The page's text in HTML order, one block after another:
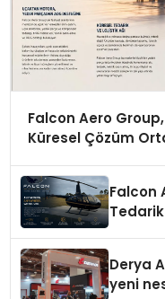
Falcon Aero
Küresel Çözüm
Falcon
Derya
yeni